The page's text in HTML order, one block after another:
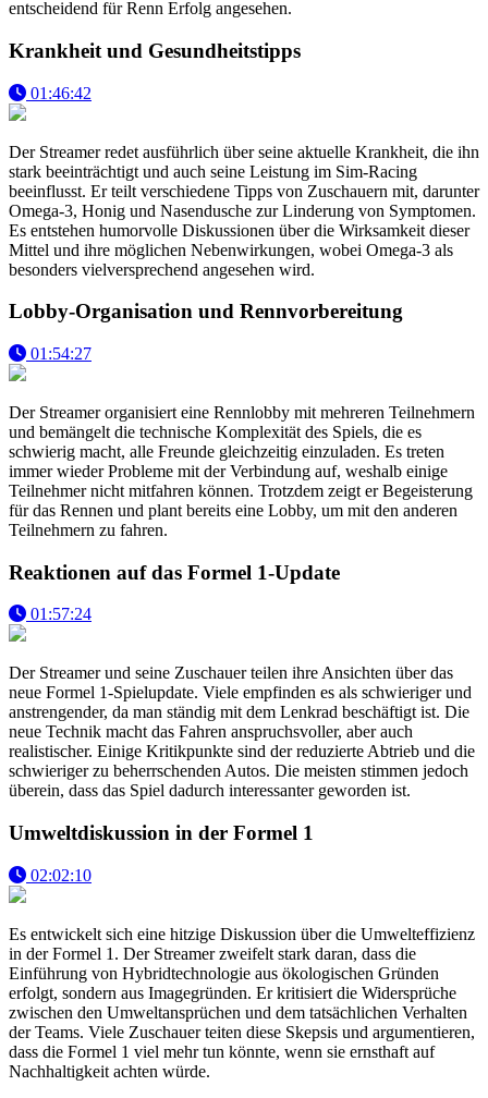
entscheidend für Renn Erfolg angesehen.
Krankheit und Gesundheitstipps
01:46:42
Der Streamer redet ausführlich über seine aktuelle Krankheit, die ihn
stark beeinträchtigt und auch seine Leistung im Sim-Racing
beeinflusst. Er teilt verschiedene Tipps von Zuschauern mit, darunter
Omega-3, Honig und Nasendusche zur Linderung von Symptomen.
Es entstehen humorvolle Diskussionen über die Wirksamkeit dieser
Mittel und ihre möglichen Nebenwirkungen, wobei Omega-3 als
besonders vielversprechend angesehen wird.
Lobby-Organisation und Rennvorbereitung
01:54:27
Der Streamer organisiert eine Rennlobby mit mehreren Teilnehmern
und bemängelt die technische Komplexität des Spiels, die es
schwierig macht, alle Freunde gleichzeitig einzuladen. Es treten
immer wieder Probleme mit der Verbindung auf, weshalb einige
Teilnehmer nicht mitfahren können. Trotzdem zeigt er Begeisterung
für das Rennen und plant bereits eine Lobby, um mit den anderen
Teilnehmern zu fahren.
Reaktionen auf das Formel 1-Update
01:57:24
Der Streamer und seine Zuschauer teilen ihre Ansichten über das
neue Formel 1-Spielupdate. Viele empfinden es als schwieriger und
anstrengender, da man ständig mit dem Lenkrad beschäftigt ist. Die
neue Technik macht das Fahren anspruchsvoller, aber auch
realistischer. Einige Kritikpunkte sind der reduzierte Abtrieb und die
schwieriger zu beherrschenden Autos. Die meisten stimmen jedoch
überein, dass das Spiel dadurch interessanter geworden ist.
Umweltdiskussion in der Formel 1
02:02:10
Es entwickelt sich eine hitzige Diskussion über die Umwelteffizienz
in der Formel 1. Der Streamer zweifelt stark daran, dass die
Einführung von Hybridtechnologie aus ökologischen Gründen
erfolgt, sondern aus Imagegründen. Er kritisiert die Widersprüche
zwischen den Umweltansprüchen und dem tatsächlichen Verhalten
der Teams. Viele Zuschauer teiten diese Skepsis und argumentieren,
dass die Formel 1 viel mehr tun könnte, wenn sie ernsthaft auf
Nachhaltigkeit achten würde.